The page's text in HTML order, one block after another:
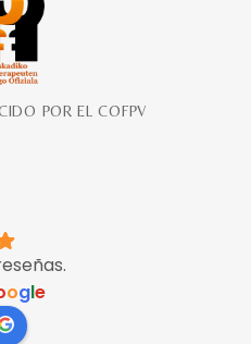
POR EL COFPV
ogle